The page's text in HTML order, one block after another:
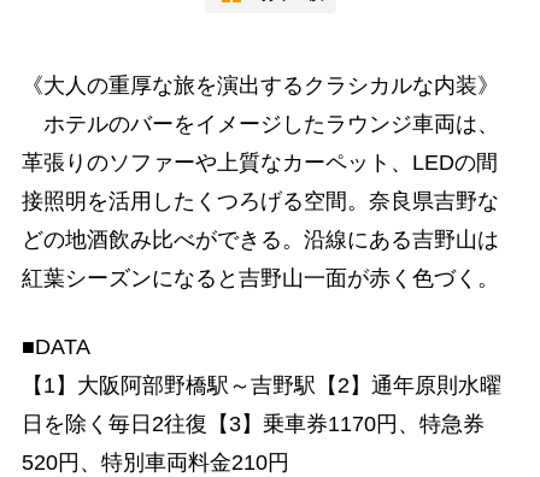
《大人の重厚な旅を演出するクラシカルな内装》
ホテルのバーをイメージしたラウンジ車両は、
革張りのソファーや上質なカーペット、LEDの間
接照明を活用したくつろげる空間。奈良県吉野な
どの地酒飲み比べができる。沿線にある吉野山は
紅葉シーズンになると吉野山一面が赤く色づく。
■DATA
【1】大阪阿部野橋駅～吉野駅【2】通年原則水曜
日を除く毎日2往復【3】乗車券1170円、特急券
520円、特別車両料金210円